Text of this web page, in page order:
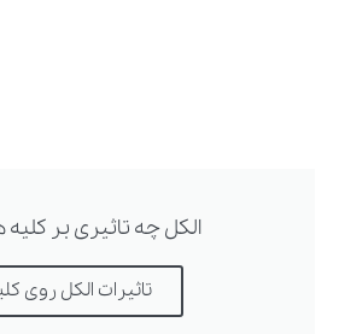
الکل چه تاثیری بر کلیه
تاثیرات الکل روی